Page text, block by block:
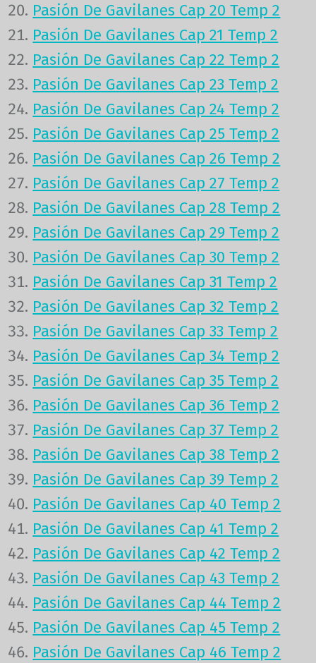
Pasión De Gavilanes Cap 20 Temp 2
Pasión De Gavilanes Cap 21 Temp 2
Pasión De Gavilanes Cap 22 Temp 2
Pasión De Gavilanes Cap 23 Temp 2
Pasión De Gavilanes Cap 24 Temp 2
Pasión De Gavilanes Cap 25 Temp 2
Pasión De Gavilanes Cap 26 Temp 2
Pasión De Gavilanes Cap 27 Temp 2
Pasión De Gavilanes Cap 28 Temp 2
Pasión De Gavilanes Cap 29 Temp 2
Pasión De Gavilanes Cap 30 Temp 2
Pasión De Gavilanes Cap 31 Temp 2
Pasión De Gavilanes Cap 32 Temp 2
Pasión De Gavilanes Cap 33 Temp 2
Pasión De Gavilanes Cap 34 Temp 2
Pasión De Gavilanes Cap 35 Temp 2
Pasión De Gavilanes Cap 36 Temp 2
Pasión De Gavilanes Cap 37 Temp 2
Pasión De Gavilanes Cap 38 Temp 2
Pasión De Gavilanes Cap 39 Temp 2
Pasión De Gavilanes Cap 40 Temp 2
Pasión De Gavilanes Cap 41 Temp 2
Pasión De Gavilanes Cap 42 Temp 2
Pasión De Gavilanes Cap 43 Temp 2
Pasión De Gavilanes Cap 44 Temp 2
Pasión De Gavilanes Cap 45 Temp 2
Pasión De Gavilanes Cap 46 Temp 2